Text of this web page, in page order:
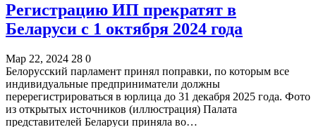
Регистрацию ИП прекратят в
Беларуси с 1 октября 2024 года
Мар 22, 2024 28 0
Белорусский парламент принял поправки, по которым все
индивидуальные предприниматели должны
перерегистрироваться в юрлица до 31 декабря 2025 года. Фото
из открытых источников (иллюстрация) Палата
представителей Беларуси приняла во…